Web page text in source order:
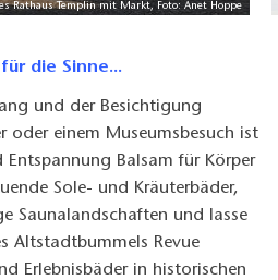
Rathaus Templin mit Markt, Foto: Anet Hoppe
für die Sinne...
und der Besichtigung
oder einem Museumsbesuch ist
Entspannung Balsam für Körper
Sole- und Kräuterbäder,
Saunalandschaften und lasse
Altstadtbummels Revue
Erlebnisbäder in historischen